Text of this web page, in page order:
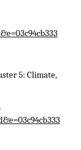
5: Climate,